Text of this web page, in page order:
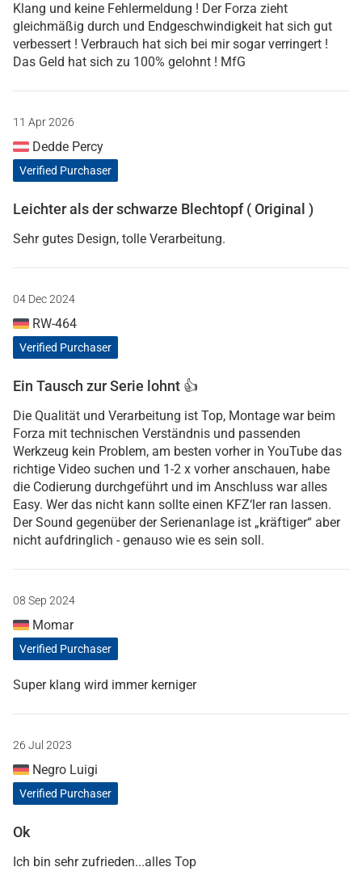
Klang und keine Fehlermeldung ! Der Forza zieht
gleichmäßig durch und Endgeschwindigkeit hat sich gut
verbessert ! Verbrauch hat sich bei mir sogar verringert !
Das Geld hat sich zu 100% gelohnt ! MfG
11 Apr 2026
Dedde Percy
Verified Purchaser
Leichter als der schwarze Blechtopf ( Original )
Sehr gutes Design, tolle Verarbeitung.
04 Dec 2024
RW-464
Verified Purchaser
Ein Tausch zur Serie lohnt 👍
Die Qualität und Verarbeitung ist Top, Montage war beim
Forza mit technischen Verständnis und passenden
Werkzeug kein Problem, am besten vorher in YouTube das
richtige Video suchen und 1-2 x vorher anschauen, habe
die Codierung durchgeführt und im Anschluss war alles
Easy. Wer das nicht kann sollte einen KFZ‘ler ran lassen.
Der Sound gegenüber der Serienanlage ist „kräftiger“ aber
nicht aufdringlich - genauso wie es sein soll.
08 Sep 2024
Momar
Verified Purchaser
Super klang wird immer kerniger
26 Jul 2023
Negro Luigi
Verified Purchaser
Ok
Ich bin sehr zufrieden...alles Top